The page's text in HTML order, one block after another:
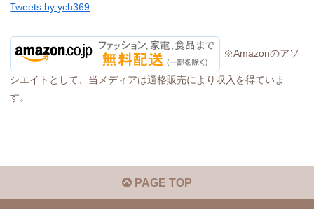
Tweets by ych369
※Amazonのアソ
シエイトとして、当メディアは適格販売により収入を得ていま
す。
PAGE TOP